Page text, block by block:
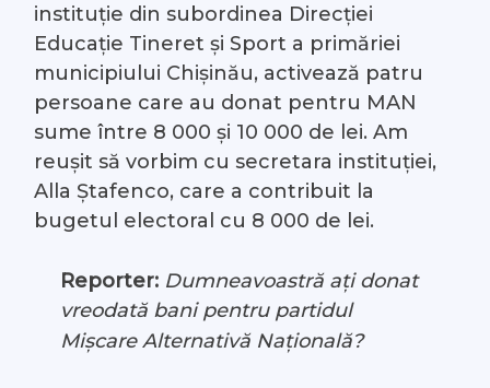
instituție din subordinea Direcției
Educație Tineret și Sport a primăriei
municipiului Chișinău, activează patru
persoane care au donat pentru MAN
sume între 8 000 și 10 000 de lei. Am
reușit să vorbim cu secretara instituției,
Alla Ștafenco, care a contribuit la
bugetul electoral cu 8 000 de lei.
Reporter: Dumneavoastră ați donat
vreodată bani pentru partidul
Mișcare Alternativă Națională?